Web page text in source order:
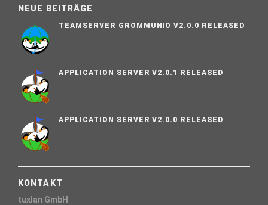
NEUE BEITRÄGE
TEAMSERVER GROMMUNIO V2.0.0 RELEASED
APPLICATION SERVER V2.0.1 RELEASED
APPLICATION SERVER V2.0.0 RELEASED
KONTAKT
tuxlan GmbH